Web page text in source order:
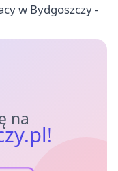
w Bydgoszczy -
na